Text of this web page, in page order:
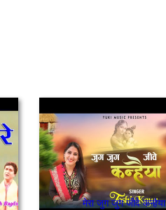
मेरा जुग जुग जीवे कन्हैया